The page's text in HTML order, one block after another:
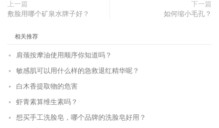
上一篇
敷脸用哪个矿泉水牌子好？
下一篇
如何缩小毛孔？
相关推荐
肩颈按摩油使用顺序你知道吗？
敏感肌可以用什么样的急救退红精华呢？
白木香提取物的危害
虾青素算维生素吗？
想买手工洗脸皂，哪个品牌的洗脸皂好用？